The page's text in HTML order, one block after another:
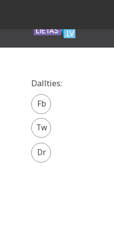
Dalīties:
Facebook
share
Twitter